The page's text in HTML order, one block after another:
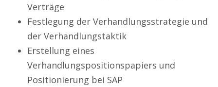
Verträge
Festlegung der Verhandlungsstrategie und
der Verhandlungstaktik
Erstellung eines
Verhandlungspositionspapiers und
Positionierung bei SAP